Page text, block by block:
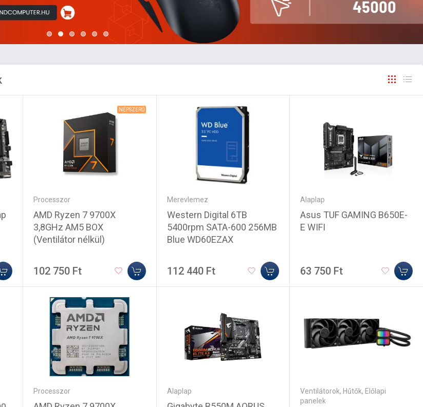
NÉPSZERŰ
Processzor
AMD Ryzen 7 9700X
3,8GHz AM5 BOX
(Ventilátor nélkül)
102 750 Ft
Merevlemez
Western Digital 6TB
5400rpm SATA-600 256MB
Blue WD60EZAX
112 440 Ft
Alaplap
Asus TUF GAMING B650E-
E WIFI
63 750 Ft
Processzor Alaplap
Ventilátorok, Hűtők, Előlapi
panelek